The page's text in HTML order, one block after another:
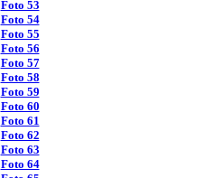
Foto 53
Foto 54
Foto 55
Foto 56
Foto 57
Foto 58
Foto 59
Foto 60
Foto 61
Foto 62
Foto 63
Foto 64